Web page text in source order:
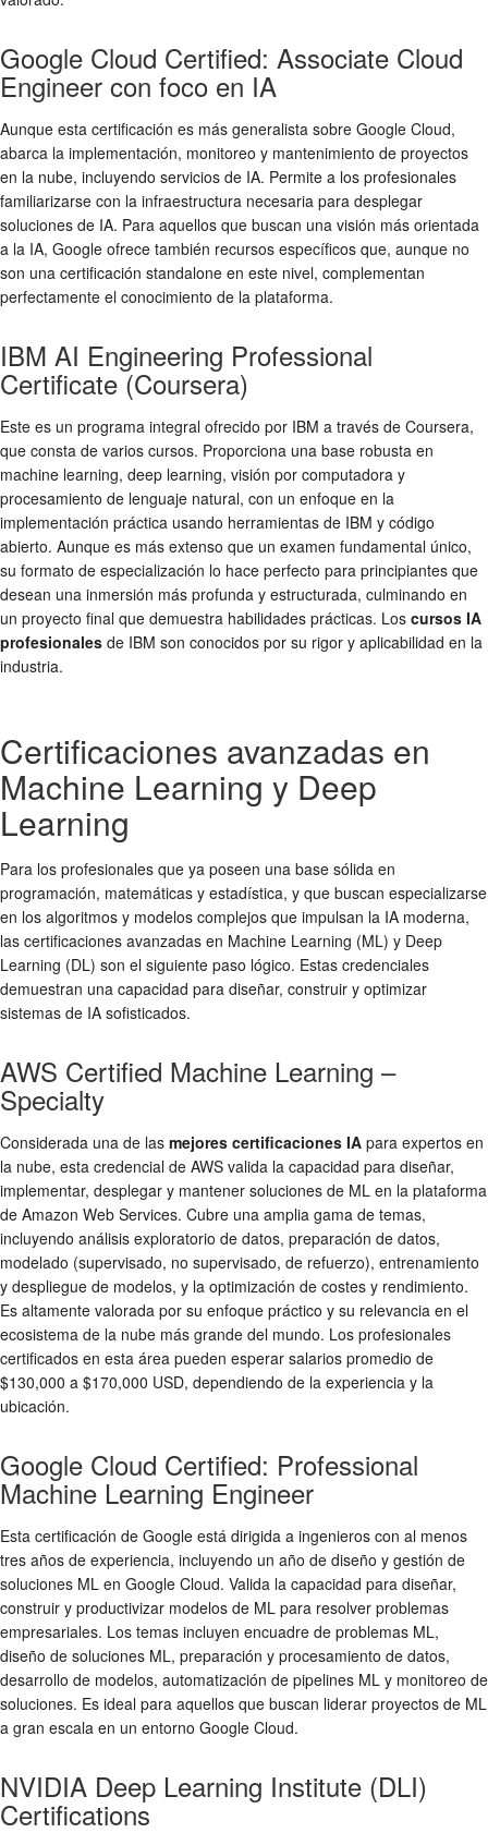
Google Cloud Certified: Associate Cloud
Engineer con foco en IA
Aunque esta certificación es más generalista sobre Google Cloud,
abarca la implementación, monitoreo y mantenimiento de proyectos
en la nube, incluyendo servicios de IA. Permite a los profesionales
familiarizarse con la infraestructura necesaria para desplegar
soluciones de IA. Para aquellos que buscan una visión más orientada
a la IA, Google ofrece también recursos específicos que, aunque no
son una certificación standalone en este nivel, complementan
perfectamente el conocimiento de la plataforma.
IBM AI Engineering Professional
Certificate (Coursera)
Este es un programa integral ofrecido por IBM a través de Coursera,
que consta de varios cursos. Proporciona una base robusta en
machine learning, deep learning, visión por computadora y
procesamiento de lenguaje natural, con un enfoque en la
implementación práctica usando herramientas de IBM y código
abierto. Aunque es más extenso que un examen fundamental único,
su formato de especialización lo hace perfecto para principiantes que
desean una inmersión más profunda y estructurada, culminando en
un proyecto final que demuestra habilidades prácticas. Los cursos IA
profesionales de IBM son conocidos por su rigor y aplicabilidad en la
industria.
Certificaciones avanzadas en
Machine Learning y Deep
Learning
Para los profesionales que ya poseen una base sólida en
programación, matemáticas y estadística, y que buscan especializarse
en los algoritmos y modelos complejos que impulsan la IA moderna,
las certificaciones avanzadas en Machine Learning (ML) y Deep
Learning (DL) son el siguiente paso lógico. Estas credenciales
demuestran una capacidad para diseñar, construir y optimizar
sistemas de IA sofisticados.
AWS Certified Machine Learning –
Specialty
Considerada una de las mejores certificaciones IA para expertos en
la nube, esta credencial de AWS valida la capacidad para diseñar,
implementar, desplegar y mantener soluciones de ML en la plataforma
de Amazon Web Services. Cubre una amplia gama de temas,
incluyendo análisis exploratorio de datos, preparación de datos,
modelado (supervisado, no supervisado, de refuerzo), entrenamiento
y despliegue de modelos, y la optimización de costes y rendimiento.
Es altamente valorada por su enfoque práctico y su relevancia en el
ecosistema de la nube más grande del mundo. Los profesionales
certificados en esta área pueden esperar salarios promedio de
$130,000 a $170,000 USD, dependiendo de la experiencia y la
ubicación.
Google Cloud Certified: Professional
Machine Learning Engineer
Esta certificación de Google está dirigida a ingenieros con al menos
tres años de experiencia, incluyendo un año de diseño y gestión de
soluciones ML en Google Cloud. Valida la capacidad para diseñar,
construir y productivizar modelos de ML para resolver problemas
empresariales. Los temas incluyen encuadre de problemas ML,
diseño de soluciones ML, preparación y procesamiento de datos,
desarrollo de modelos, automatización de pipelines ML y monitoreo de
soluciones. Es ideal para aquellos que buscan liderar proyectos de ML
a gran escala en un entorno Google Cloud.
NVIDIA Deep Learning Institute (DLI)
Certifications